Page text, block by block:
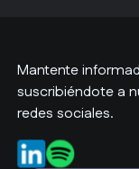
Mantente
suscribiéndote a
redes sociales.